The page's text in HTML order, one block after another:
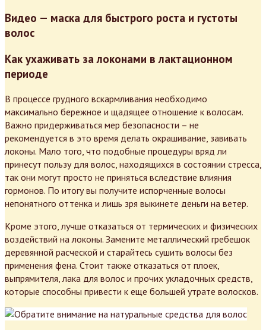
Видео — маска для быстрого роста и густоты
волос
Как ухаживать за локонами в лактационном
периоде
В процессе грудного вскармливания необходимо
максимально бережное и щадящее отношение к волосам.
Важно придерживаться мер безопасности – не
рекомендуется в это время делать окрашивание, завивать
локоны. Мало того, что подобные процедуры вряд ли
принесут пользу для волос, находящихся в состоянии стресса,
так они могут просто не приняться вследствие влияния
гормонов. По итогу вы получите испорченные волосы
непонятного оттенка и лишь зря выкинете деньги на ветер.
Кроме этого, лучше отказаться от термических и физических
воздействий на локоны. Замените металлический гребешок
деревянной расческой и старайтесь сушить волосы без
применения фена. Стоит также отказаться от плоек,
выпрямителя, лака для волос и прочих укладочных средств,
которые способны привести к еще большей утрате волосков.